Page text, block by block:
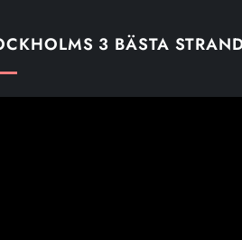
3 BÄSTA